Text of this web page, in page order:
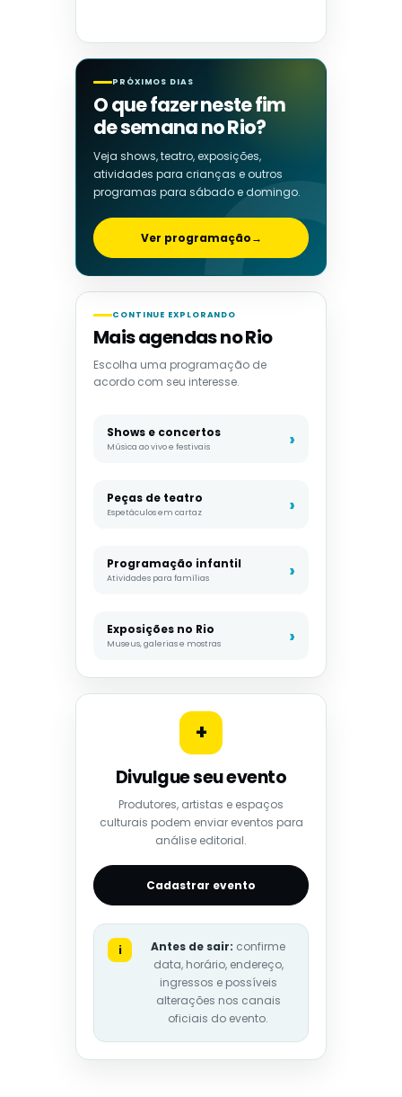
PRÓXIMOS DIAS
O que fazer neste fim
de semana no Rio?
Veja shows, teatro, exposições,
atividades para crianças e outros
programas para sábado e domingo.
Ver programação→
CONTINUE EXPLORANDO
Mais agendas no Rio
Escolha uma programação de
acordo com seu interesse.
Shows e concertos
Música ao vivo e festivais
Peças de teatro
Espetáculos em cartaz
Programação infantil
Atividades para famílias
Exposições no Rio
Museus, galerias e mostras
+
Divulgue seu evento
Produtores, artistas e espaços
culturais podem enviar eventos para
análise editorial.
Cadastrar evento
i Antes de sair: confirme
data, horário, endereço,
ingressos e possíveis
alterações nos canais
oficiais do evento.